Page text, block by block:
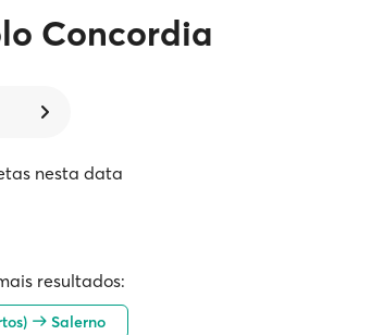
Concordia
nesta data
resultados:
Salerno